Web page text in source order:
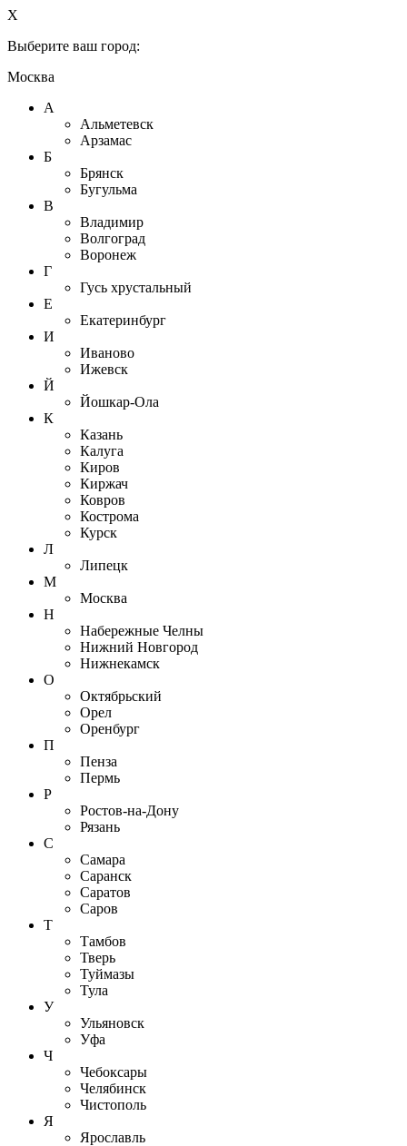
X
Выберите ваш город:
Москва
А
Альметевск
Арзамас
Б
Брянск
Бугульма
В
Владимир
Волгоград
Воронеж
Г
Гусь хрустальный
Е
Екатеринбург
И
Иваново
Ижевск
Й
Йошкар-Ола
К
Казань
Калуга
Киров
Киржач
Ковров
Кострома
Курск
Л
Липецк
М
Москва
Н
Набережные Челны
Нижний Новгород
Нижнекамск
О
Октябрьский
Орел
Оренбург
П
Пенза
Пермь
Р
Ростов-на-Дону
Рязань
С
Самара
Саранск
Саратов
Саров
Т
Тамбов
Тверь
Туймазы
Тула
У
Ульяновск
Уфа
Ч
Чебоксары
Челябинск
Чистополь
Я
Ярославль